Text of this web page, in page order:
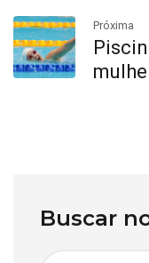
Próxima
Buscar